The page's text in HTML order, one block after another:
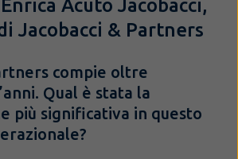
Acuto Jacobacci,
Jacobacci & Partners
compie oltre
Qual è stata la
più significativa in questo